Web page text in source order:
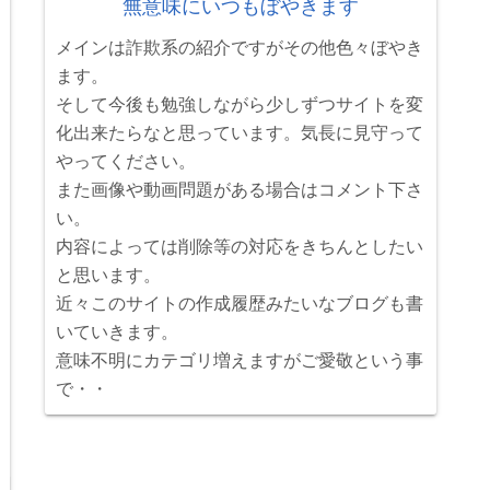
無意味にいつもぼやきます
メインは詐欺系の紹介ですがその他色々ぼやき
ます。
そして今後も勉強しながら少しずつサイトを変
化出来たらなと思っています。気長に見守って
やってください。
また画像や動画問題がある場合はコメント下さ
い。
内容によっては削除等の対応をきちんとしたい
と思います。
近々このサイトの作成履歴みたいなブログも書
いていきます。
意味不明にカテゴリ増えますがご愛敬という事
で・・